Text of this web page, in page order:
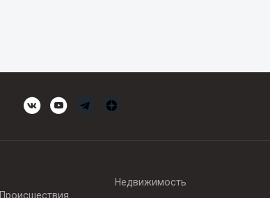
Происшествия
Недвижимость